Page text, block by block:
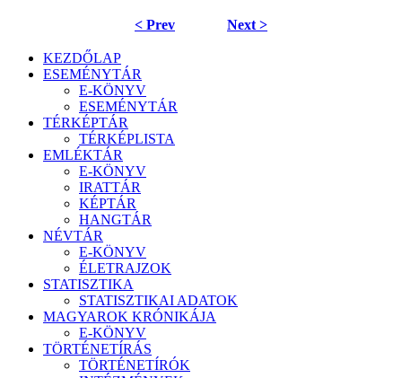
< Prev Next >
KEZDŐLAP
ESEMÉNYTÁR
E-KÖNYV
ESEMÉNYTÁR
TÉRKÉPTÁR
TÉRKÉPLISTA
EMLÉKTÁR
E-KÖNYV
IRATTÁR
KÉPTÁR
HANGTÁR
NÉVTÁR
E-KÖNYV
ÉLETRAJZOK
STATISZTIKA
STATISZTIKAI ADATOK
MAGYAROK KRÓNIKÁJA
E-KÖNYV
TÖRTÉNETÍRÁS
TÖRTÉNETÍRÓK